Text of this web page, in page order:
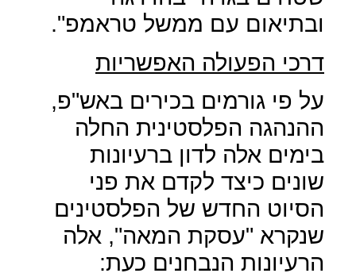
ובתיאום עם ממשל טראמפ".
דרכי הפעולה האפשריות
על פי גורמים בכירים באש"פ,
ההנהגה הפלסטינית החלה
בימים אלה לדון ברעיונות
שונים כיצד לקדם את פני
הסיוט החדש של הפלסטינים
שנקרא "עסקת המאה", אלה
הרעיונות הנבחנים כעת: